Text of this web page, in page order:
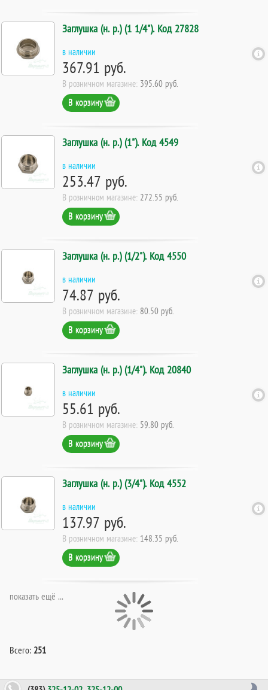
Заглушка (н. р.) (1 1/4"). Код 27828
в наличии
367.91 руб.
В розничном магазине: 395.60 руб.
В корзину
Заглушка (н. р.) (1"). Код 4549
в наличии
253.47 руб.
В розничном магазине: 272.55 руб.
В корзину
Заглушка (н. р.) (1/2"). Код 4550
в наличии
74.87 руб.
В розничном магазине: 80.50 руб.
В корзину
Заглушка (н. р.) (1/4"). Код 20840
в наличии
55.61 руб.
В розничном магазине: 59.80 руб.
В корзину
Заглушка (н. р.) (3/4"). Код 4552
в наличии
137.97 руб.
В розничном магазине: 148.35 руб.
В корзину
показать ещё ...
Всего: 251